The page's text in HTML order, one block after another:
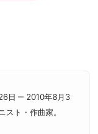
日 ‒ 2010年8月3
ト・作曲家。